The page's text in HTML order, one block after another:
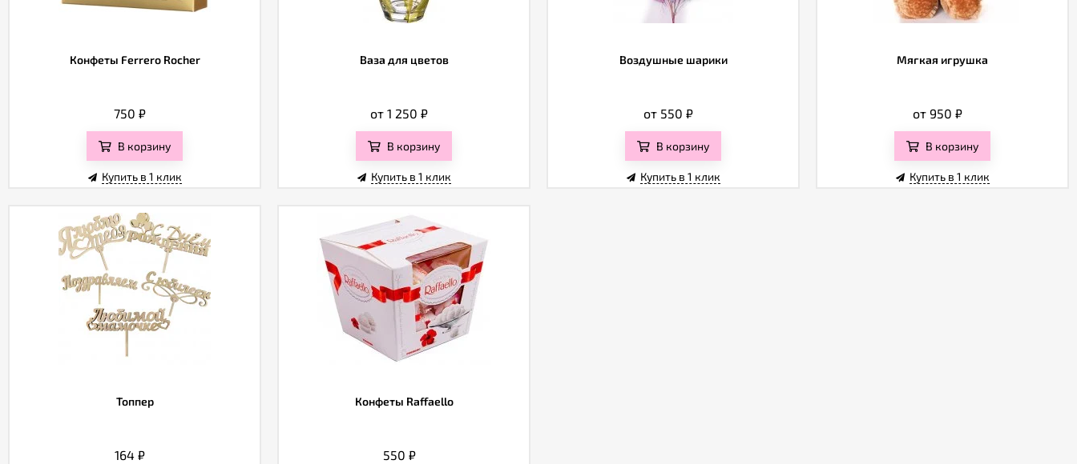
Конфеты Ferrero Rocher
750 ₽
В корзину
Купить в 1 клик
Ваза для цветов
от 1 250 ₽
В корзину
Купить в 1 клик
Воздушные шарики
от 550 ₽
В корзину
Купить в 1 клик
Мягкая игрушка
от 950 ₽
В корзину
Купить в 1 клик
Топпер
164 ₽
Конфеты Raffaello
550 ₽